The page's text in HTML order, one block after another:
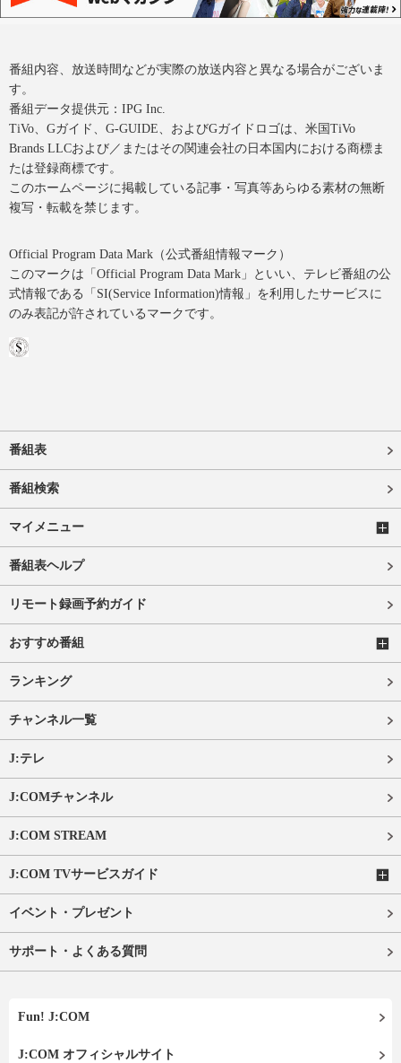
番組内容、放送時間などが実際の放送内容と異なる場合がございま
す。
番組データ提供元：IPG Inc.
TiVo、Gガイド、G-GUIDE、およびGガイドロゴは、米国TiVo
Brands LLCおよび／またはその関連会社の日本国内における商標ま
たは登録商標です。
このホームページに掲載している記事・写真等あらゆる素材の無断
複写・転載を禁じます。
Official Program Data Mark（公式番組情報マーク）
このマークは「Official Program Data Mark」といい、テレビ番組の公
式情報である「SI(Service Information)情報」を利用したサービスに
のみ表記が許されているマークです。
番組表
番組検索
マイメニュー
番組表ヘルプ
リモート録画予約ガイド
おすすめ番組
ランキング
チャンネル一覧
J:テレ
J:COMチャンネル
J:COM STREAM
J:COM TVサービスガイド
イベント・プレゼント
サポート・よくある質問
Fun! J:COM
J:COM オフィシャルサイト